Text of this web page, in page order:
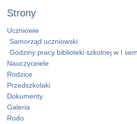
Strony
Uczniowie
Samorząd uczniowski
Godziny pracy biblioteki szkolnej w I
Nauczyceiele
Rodzice
Przedszkolaki
Dokumenty
Galeria
Rodo